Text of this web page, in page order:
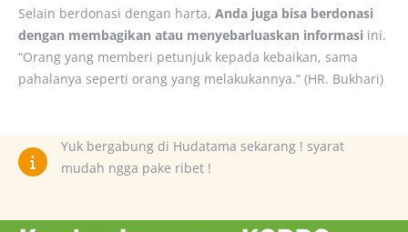
Selain berdonasi dengan harta, Anda juga bisa berdonasi
dengan membagikan atau menyebarluaskan informasi ini.
“Orang yang memberi petunjuk kepada kebaikan, sama
pahalanya seperti orang yang melakukannya.” (HR. Bukhari)
Yuk bergabung di Hudatama sekarang ! syarat
mudah ngga pake ribet !